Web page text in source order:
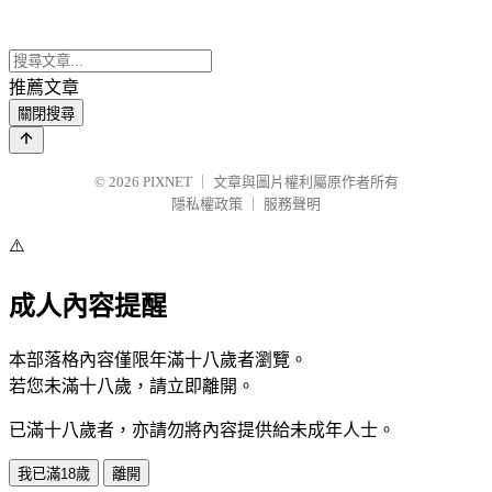
推薦文章
關閉搜尋
© 2026 PIXNET
文章與圖片權利屬原作者所有
隱私權政策
服務聲明
⚠️
成人內容提醒
本部落格內容僅限年滿十八歲者瀏覽。
若您未滿十八歲，請立即離開。
已滿十八歲者，亦請勿將內容提供給未成年人士。
我已滿18歲 離開